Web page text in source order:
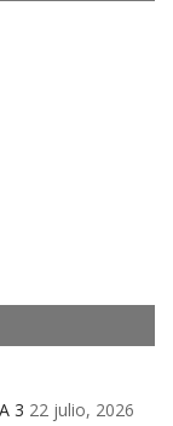
3 22 julio, 2026